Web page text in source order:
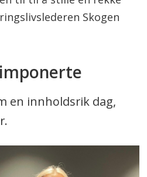
Skogen
en innholdsrik dag,